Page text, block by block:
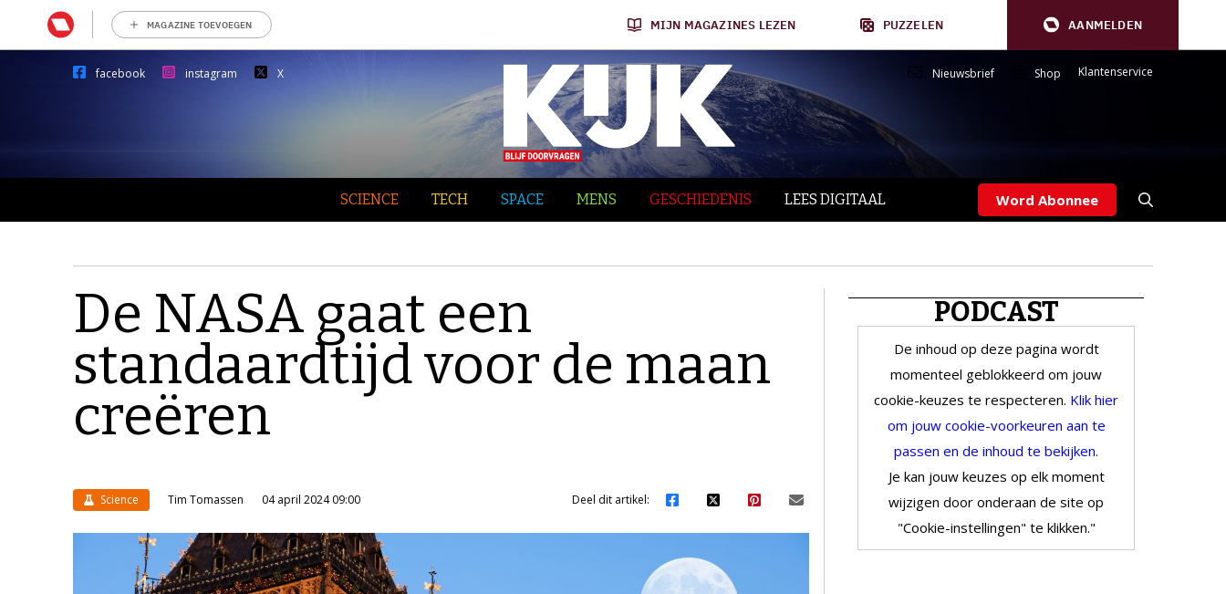
MAGAZINE TOEVOEGEN MIJN MAGAZINES LEZEN PUZZELEN AANMELDEN
facebook instagram X Nieuwsbrief Shop Klantenservice
SCIENCE TECH SPACE MENS GESCHIEDENIS LEES DIGITAAL Word Abonnee
De NASA gaat een
standaardtijd voor de maan
creëren
Science Tim Tomassen 04 april 2024 09:00 Deel dit artikel:
PODCAST
De inhoud op deze pagina wordt
momenteel geblokkeerd om jouw
cookie-keuzes te respecteren. Klik hier
om jouw cookie-voorkeuren aan te
passen en de inhoud te bekijken.
Je kan jouw keuzes op elk moment
wijzigen door onderaan de site op
"Cookie-instellingen" te klikken."